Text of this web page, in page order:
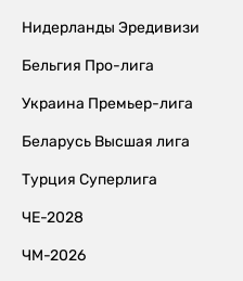
Нидерланды Эредивизи
Бельгия Про-лига
Украина Премьер-лига
Беларусь Высшая лига
Турция Суперлига
ЧЕ-2028
ЧМ-2026